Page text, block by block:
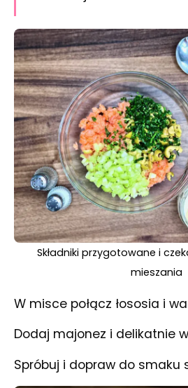
Składniki przygotowane i
mieszania
W misce połącz łososia i
Dodaj majonez i delikatnie
Spróbuj i dopraw do smaku